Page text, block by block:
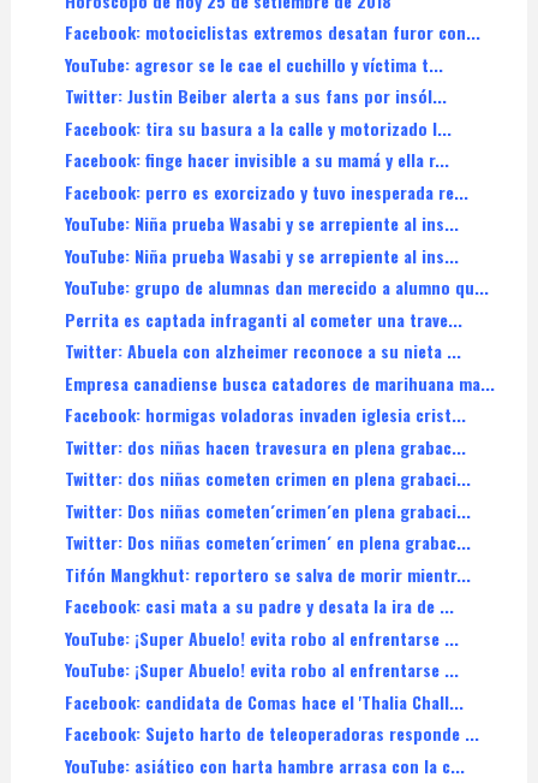
Facebook: motociclistas extremos desatan furor con...
YouTube: agresor se le cae el cuchillo y víctima t...
Twitter: Justin Beiber alerta a sus fans por insól...
Facebook: tira su basura a la calle y motorizado l...
Facebook: finge hacer invisible a su mamá y ella r...
Facebook: perro es exorcizado y tuvo inesperada re...
YouTube: Niña prueba Wasabi y se arrepiente al ins...
YouTube: Niña prueba Wasabi y se arrepiente al ins...
YouTube: grupo de alumnas dan merecido a alumno qu...
Perrita es captada infraganti al cometer una trave...
Twitter: Abuela con alzheimer reconoce a su nieta ...
Empresa canadiense busca catadores de marihuana ma...
Facebook: hormigas voladoras invaden iglesia crist...
Twitter: dos niñas hacen travesura en plena grabac...
Twitter: dos niñas cometen crimen en plena grabaci...
Twitter: Dos niñas cometen´crimen´en plena grabaci...
Twitter: Dos niñas cometen´crimen´ en plena grabac...
Tifón Mangkhut: reportero se salva de morir mientr...
Facebook: casi mata a su padre y desata la ira de ...
YouTube: ¡Super Abuelo! evita robo al enfrentarse ...
YouTube: ¡Super Abuelo! evita robo al enfrentarse ...
Facebook: candidata de Comas hace el 'Thalia Chall...
Facebook: Sujeto harto de teleoperadoras responde ...
YouTube: asiático con harta hambre arrasa con la c...